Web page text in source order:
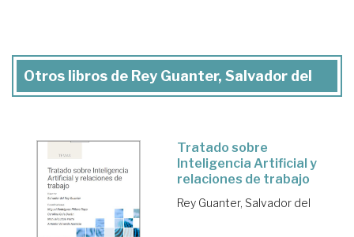
Otros libros de Rey Guanter, Salvador del
Tratado sobre
Inteligencia Artificial y
relaciones de trabajo
Rey Guanter, Salvador del